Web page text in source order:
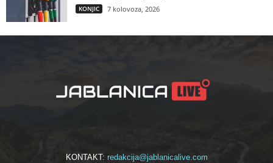
KONJIC 7 kolovoza, 2026
KONTAKT: redakcija@jablanicalive.com